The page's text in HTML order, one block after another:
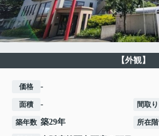
【外観】
価格 -
面積 - 間取り
築年数 築29年 所在階